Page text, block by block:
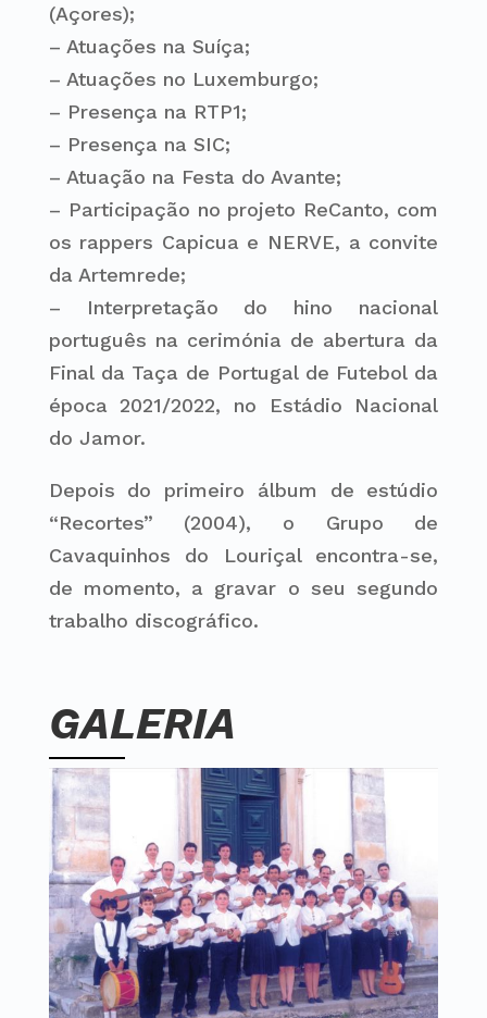
(Açores);
– Atuações na Suíça;
– Atuações no Luxemburgo;
– Presença na RTP1;
– Presença na SIC;
– Atuação na Festa do Avante;
– Participação no projeto ReCanto, com
os rappers Capicua e NERVE, a convite
da Artemrede;
– Interpretação do hino nacional
português na cerimónia de abertura da
Final da Taça de Portugal de Futebol da
época 2021/2022, no Estádio Nacional
do Jamor.
Depois do primeiro álbum de estúdio
“Recortes” (2004), o Grupo de
Cavaquinhos do Louriçal encontra-se,
de momento, a gravar o seu segundo
trabalho discográfico.
GALERIA